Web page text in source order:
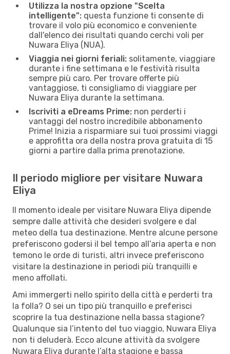
Utilizza la nostra opzione "Scelta
intelligente": questa funzione ti consente di
trovare il volo più economico e conveniente
dall'elenco dei risultati quando cerchi voli per
Nuwara Eliya (NUA).
Viaggia nei giorni feriali: solitamente, viaggiare
durante i fine settimana e le festività risulta
sempre più caro. Per trovare offerte più
vantaggiose, ti consigliamo di viaggiare per
Nuwara Eliya durante la settimana.
Iscriviti a eDreams Prime: non perderti i
vantaggi del nostro incredibile abbonamento
Prime! Inizia a risparmiare sui tuoi prossimi viaggi
e approfitta ora della nostra prova gratuita di 15
giorni a partire dalla prima prenotazione.
Il periodo migliore per visitare Nuwara
Eliya
Il momento ideale per visitare Nuwara Eliya dipende
sempre dalle attività che desideri svolgere e dal
meteo della tua destinazione. Mentre alcune persone
preferiscono godersi il bel tempo all’aria aperta e non
temono le orde di turisti, altri invece preferiscono
visitare la destinazione in periodi più tranquilli e
meno affollati.
Ami immergerti nello spirito della città e perderti tra
la folla? O sei un tipo più tranquillo e preferisci
scoprire la tua destinazione nella bassa stagione?
Qualunque sia l’intento del tuo viaggio, Nuwara Eliya
non ti deluderà. Ecco alcune attività da svolgere
Nuwara Eliya durante l’alta stagione e bassa